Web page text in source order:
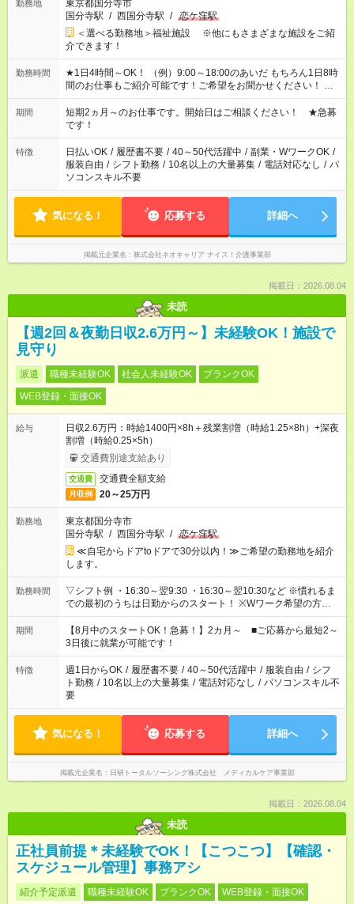
勤務地
東京都国分寺市
国分寺駅 / 西国分寺駅 / 恋ケ窪駅
＜選べる勤務地＞福祉施設 ※他にもさまざまな施設をご紹
介できます！
勤務時間
★1日4時間～OK！ （例）9:00～18:00のあいだ もちろん1日8時
間のお仕事もご紹介可能です！ご希望をお聞かせください！ ★
家庭の都合でお休みが必要な場合も遠慮なくご相談ください。
※週最低15時間以上の勤務が必要です
期間
短期2ヵ月～のお仕事です。開始日はご相談ください！ ★急募
です！
特徴 日払いOK / 履歴書不要 / 40～50代活躍中 / 副業・WワークOK /
服装自由 / シフト勤務 / 10名以上の大量募集 / 電話対応なし / パ
ソコンスキル不要
気になる！ 応募する 詳細へ
掲載元企業名 株式会社ネオキャリア ナイス！介護事業部
掲載日：2026.08.04
未読
【週2回＆夜勤日収2.6万円～】未経験OK！施設で
見守り
派遣 職種未経験OK 社会人未経験OK
ブランクOK
WEB登録・面接OK
給与
日収2.6万円：時給1400円×8h＋残業割増（時給1.25×8h）+深夜
割増（時給0.25×5h）
交通費別途支給あり
交通費 交通費全額支給
月収例 20～25万円
勤務地
東京都国分寺市
国分寺駅 / 西国分寺駅 / 恋ケ窪駅
≪自宅からドアtoドアで30分以内！≫ご希望の勤務地を紹介
します。
勤務時間
▽シフト例 ・16:30～翌9:30 ・16:30～翌10:30など ※慣れるま
での最初のうちは日勤からのスタート！ ※Wワーク希望の方へ
今ご覧のお仕事で希望する勤務時間と、もう1つのお仕事の勤務
時間。 合計で週40時間を超える場合は応募できません。
期間
【8月中のスタートOK！急募！】2カ月～ ■ご応募から最短2～
3日後に就業が可能です！
特徴 週1日からOK / 履歴書不要 / 40～50代活躍中 / 服装自由 / シフ
ト勤務 / 10名以上の大量募集 / 電話対応なし / パソコンスキル不
要
気になる！ 応募する 詳細へ
掲載元企業名 日研トータルソーシング株式会社 メディカルケア事業部
掲載日：2026.08.04
未読
正社員前提＊未経験でOK！【こつこつ】【確認・
スケジュール管理】事務アシ
紹介予定派遣 職種未経験OK ブランクOK WEB登録・面接OK